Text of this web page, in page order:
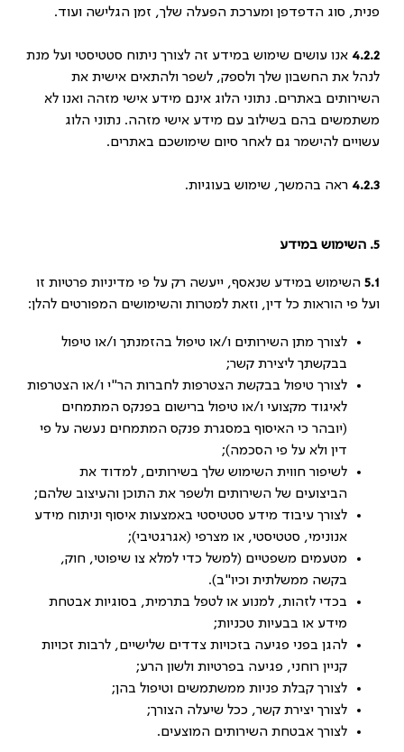
פנית, סוג הדפדפן ומערכת הפעלה שלך, זמן הגלישה ועוד.
4.2.2 אנו עושים שימוש במידע זה לצורך ניתוח סטטיסטי ועל מנת
לנהל את החשבון שלך ולספק, לשפר ולהתאים אישית את
השירותים באתרים. נתוני הלוג אינם מידע אישי מזהה ואנו לא
משתמשים בהם בשילוב עם מידע אישי מזהה. נתוני הלוג
עשויים להישמר גם לאחר סיום שימושכם באתרים.
4.2.3 ראה בהמשך, שימוש בעוגיות.
5. השימוש במידע
5.1 השימוש במידע שנאסף, ייעשה רק על פי מדיניות פרטיות זו
ועל פי הוראות כל דין, וזאת למטרות והשימושים המפורטים להלן:
לצורך מתן השירותים ו/או טיפול בהזמנתך ו/או טיפול
בבקשתך ליצירת קשר;
לצורך טיפול בבקשת הצטרפות לחברות הר"י ו/או הצטרפות
לאיגוד מקצועי ו/או טיפול ברישום בפנקס המתמחים
(יובהר כי האיסוף במסגרת פנקס המתמחים נעשה על פי
דין ולא על פי הסכמה);
לשיפור חווית השימוש שלך בשירותים, למדוד את
הביצועים של השירותים ולשפר את התוכן והעיצוב שלהם;
לצורך עיבוד מידע סטטיסטי באמצעות איסוף וניתוח מידע
אנונימי, סטטיסטי, או מצרפי (אגרגטיבי);
מטעמים משפטיים (למשל כדי למלא צו שיפוטי, חוק,
בקשה ממשלתית וכיו"ב).
בכדי לזהות, למנוע או לטפל בתרמית, בסוגיות אבטחת
מידע או בבעיות טכניות;
להגן בפני פגיעה בזכויות צדדים שלישיים, לרבות זכויות
קניין רוחני, פגיעה בפרטיות ולשון הרע;
לצורך קבלת פניות ממשתמשים וטיפול בהן;
לצורך יצירת קשר, ככל שיעלה הצורך;
לצורך אבטחת השירותים המוצעים.